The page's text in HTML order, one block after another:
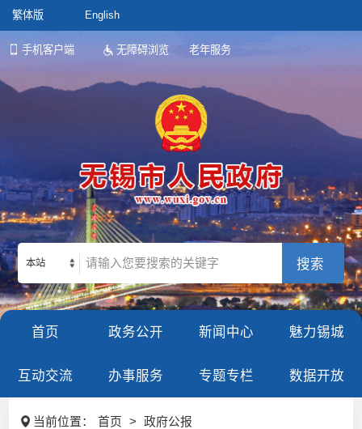
繁体版 English
手机客户端 无障碍浏览 老年服务
本站
首页 政务公开 新闻中心 魅力锡城
互动交流 办事服务 专题专栏 数据开放
当前位置： 首页 > 政府公报